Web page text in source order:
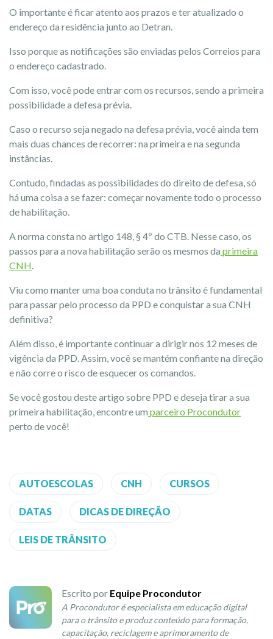
O importante é ficar atento aos prazos e ter atualizado o
endereço da residência junto ao Detran.
Isso porque as notificações são enviadas pelos Correios para
o endereço cadastrado.
Com isso, você pode entrar com os recursos, sendo a primeira
possibilidade a defesa prévia.
Caso o recurso seja negado na defesa prévia, você ainda tem
mais duas chances de recorrer: na primeira e na segunda
instâncias.
Contudo, findadas as possibilidades do direito de defesa, só
há uma coisa a se fazer: começar novamente todo o processo
de habilitação.
A norma consta no artigo 148, § 4º do CTB. Nesse caso, os
passos para a nova habilitação serão os mesmos da primeira
CNH.
Viu como manter uma boa conduta no trânsito é fundamental
para passar pelo processo da PPD e conquistar a sua CNH
definitiva?
Além disso, é importante continuar a dirigir nos 12 meses de
vigência da PPD. Assim, você se mantém confiante na direção
e não corre o risco de esquecer os comandos.
Se você gostou deste artigo sobre PPD e deseja tirar a sua
primeira habilitação, encontre um parceiro Procondutor
perto de você!
AUTOESCOLAS CNH CURSOS
DATAS DICAS DE DIREÇÃO
LEIS DE TRÂNSITO
Escrito por Equipe Procondutor
A Procondutor é especialista em educação digital
para o trânsito e produz conteúdo para formação,
capacitação, reciclagem e aprimoramento de